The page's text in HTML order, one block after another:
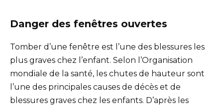
Danger des fenêtres ouvertes
Tomber d’une fenêtre est l’une des blessures les
plus graves chez l’enfant. Selon l’Organisation
mondiale de la santé, les chutes de hauteur sont
l’une des principales causes de décès et de
blessures graves chez les enfants. D’après les